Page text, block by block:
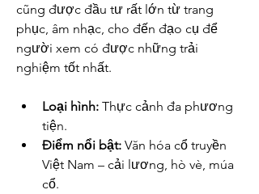
cũng được đầu tư rất lớn từ trang
phục, âm nhạc, cho đến đạo cụ để
người xem có được những trải
nghiệm tốt nhất.
Loại hình: Thực cảnh đa phương
tiện.
Điểm nổi bật: Văn hóa cổ truyền
Việt Nam – cải lương, hò vè, múa
cổ.